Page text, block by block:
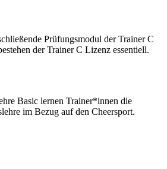
Prüfungsmodul der Trainer C
der Trainer C Lizenz essentiell.
Basic lernen Trainer*innen die
im Bezug auf den Cheersport.